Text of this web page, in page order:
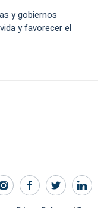
y gobiernos
y favorecer el